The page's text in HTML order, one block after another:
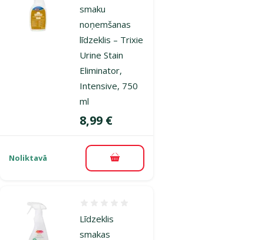
smaku
noņemšanas
līdzeklis – Trixie
Urine Stain
Eliminator,
Intensive, 750
ml
Cena
8,99 €
Noliktavā Pievienot grozam
Līdzeklis
smakas